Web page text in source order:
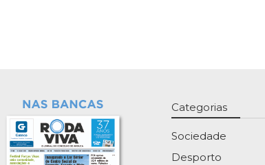
Categorias
Sociedade
Desporto